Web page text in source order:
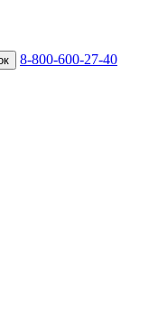
8-800-600-27-40